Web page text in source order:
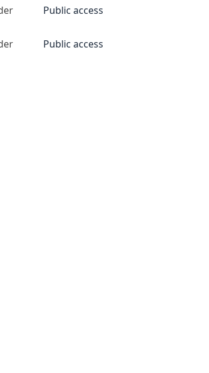
Public access
Public access